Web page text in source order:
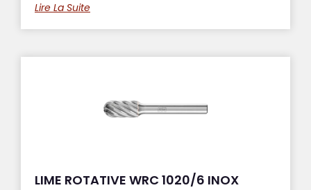
Lire La Suite
LIME ROTATIVE WRC 1020/6 INOX